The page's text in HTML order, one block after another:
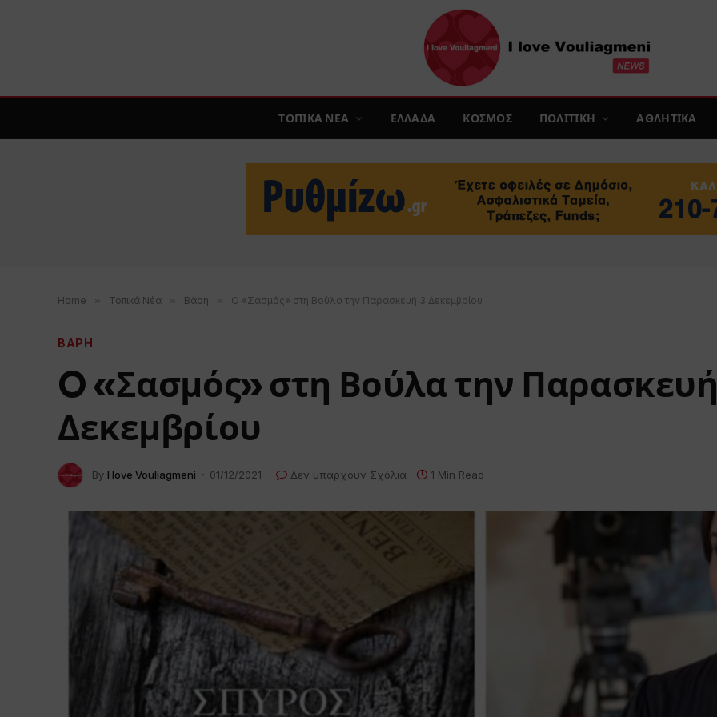
ΤΟΠΙΚΑ ΝΕΑ ΕΛΛΑΔΑ ΚΟΣΜΟΣ ΠΟΛΙΤΙΚΗ ΑΘΛΗΤΙΚΑ
Home » Τοπικά Νέα » Βάρη » O «Σασμός» στη Βούλα την Παρασκευή 3 Δεκεμβρίου
ΒΑΡΗ
O «Σασμός» στη Βούλα την
Δεκεμβρίου
By I love Vouliagmeni 01/12/2021 Δεν υπάρχουν Σχόλια 1 Min Read